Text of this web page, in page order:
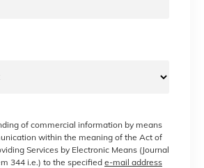
of commercial information by means
within the meaning of the Act of
Services by Electronic Means (Journal
344 i.e.) to the specified e-mail address